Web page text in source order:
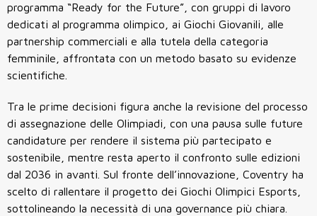
programma “Ready for the Future”, con gruppi di lavoro
dedicati al programma olimpico, ai Giochi Giovanili, alle
partnership commerciali e alla tutela della categoria
femminile, affrontata con un metodo basato su evidenze
scientifiche.
Tra le prime decisioni figura anche la revisione del processo
di assegnazione delle Olimpiadi, con una pausa sulle future
candidature per rendere il sistema più partecipato e
sostenibile, mentre resta aperto il confronto sulle edizioni
dal 2036 in avanti. Sul fronte dell’innovazione, Coventry ha
scelto di rallentare il progetto dei Giochi Olimpici Esports,
sottolineando la necessità di una governance più chiara.